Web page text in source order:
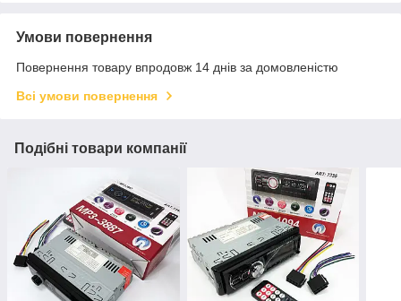
Умови повернення
Повернення товару впродовж 14 днів за домовленістю
Всі умови повернення
Подібні товари компанії